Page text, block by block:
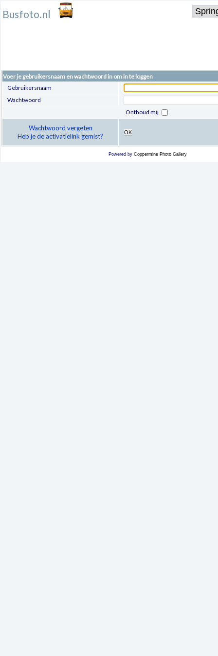
Busfoto.nl
Voer je gebruikersnaam en wachtwoord in om in te loggen
Gebruikersnaam
Wachtwoord
Onthoud mij
Wachtwoord vergeten
Heb je de activatielink gemist?
OK
Powered by Coppermine Photo Gallery